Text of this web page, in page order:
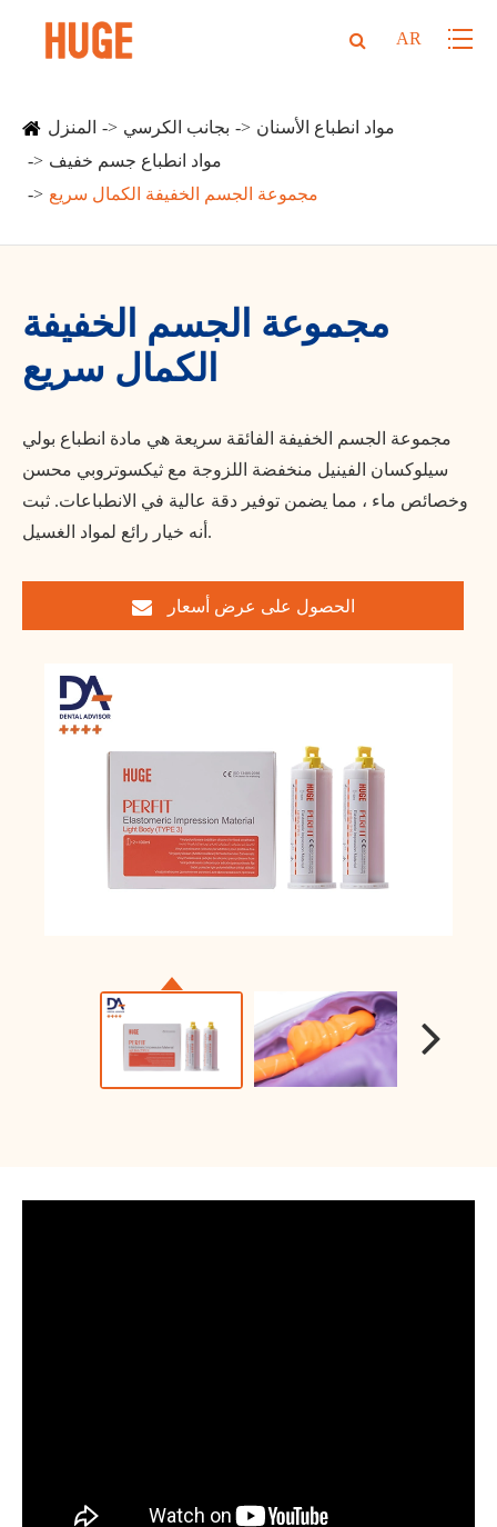
AR
المنزل بجانب الكرسي
مواد انطباع الأسنان
مواد انطباع جسم خفيف
مجموعة الجسم الخفيفة الكمال سريع
مجموعة الجسم الخفيفة
الكمال سريع
مجموعة الجسم الخفيفة الفائقة سريعة هي مادة انطباع بولي
سيلوكسان الفينيل منخفضة اللزوجة مع ثيكسوتروبي محسن
وخصائص ماء ، مما يضمن توفير دقة عالية في الانطباعات. ثبت
أنه خيار رائع لمواد الغسيل.
الحصول على عرض أسعار